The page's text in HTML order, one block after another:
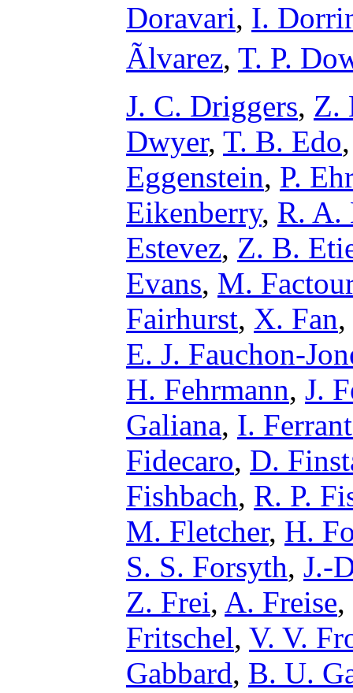
Doravari, I.
Ãlvarez, T. P.
J. C. Driggers, Z.
Dwyer, T. B. Edo
Eggenstein, P.
Eikenberry, R. A.
Estevez, Z. B.
Evans, M.
Fairhurst, X. Fan,
E. J. Fauchon-
H. Fehrmann, J.
Galiana, I.
Fidecaro, D.
Fishbach, R. P.
M. Fletcher, H.
S. S. Forsyth, J.-
Z. Frei, A. Freise,
Fritschel, V. V.
Gabbard, B. U.